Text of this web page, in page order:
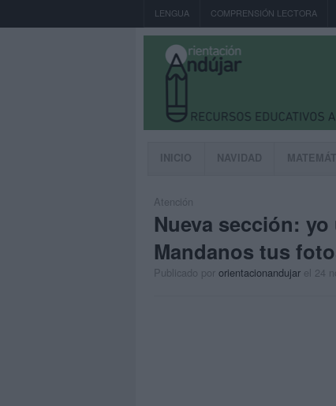
LENGUA COMPRENSIÓN LECTORA
INICIO NAVIDAD
Atención
Nueva sección:
Mandanos tus
Publicado por orientacionandujar el 24